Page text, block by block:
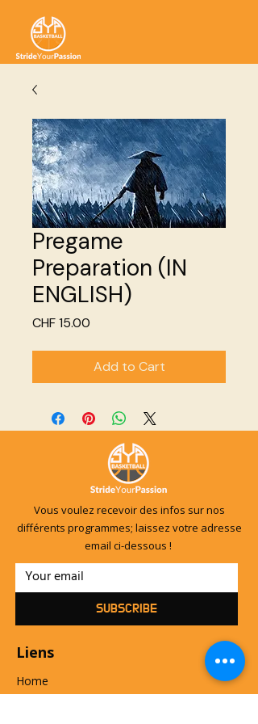
Pregame
Preparation (IN
ENGLISH)
CHF 15.00
Add to Cart
Vous voulez recevoir des infos sur nos
différents programmes; laissez votre adresse
email ci-dessous !
SUBSCRIBE
Liens
Home